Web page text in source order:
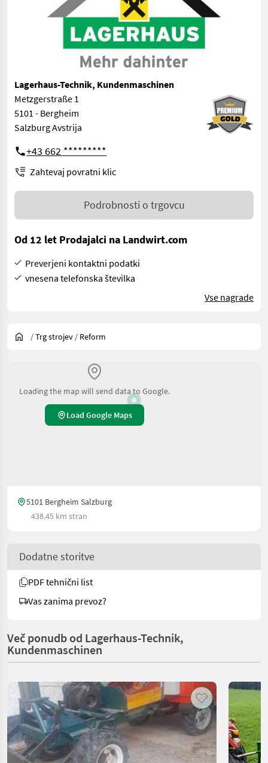
Lagerhaus-Technik, Kundenmaschinen
Metzgerstraße 1
5101 - Bergheim
Salzburg Avstrija
+43 662 *********
Zahtevaj povratni klic
Podrobnosti o trgovcu
Od 12 let Prodajalci na Landwirt.com
Preverjeni kontaktni podatki
vnesena telefonska številka
Vse nagrade
/Trg strojev / Reform
Loading the map will send data to Google.
Load Google Maps
5101 Bergheim Salzburg
438.45 km stran
Dodatne storitve
PDF tehnični list
Vas zanima prevoz?
Več ponudb od Lagerhaus-Technik,
Kundenmaschinen